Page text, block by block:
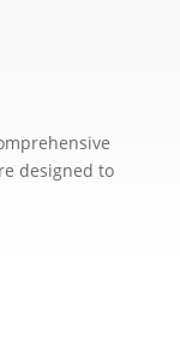
designed to